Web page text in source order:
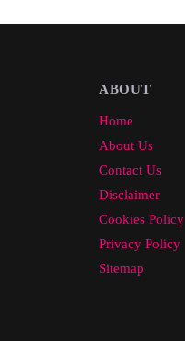
ABOUT
Home
About Us
Contact Us
Disclaimer
Cookies Policy
Privacy Policy
Sitemap